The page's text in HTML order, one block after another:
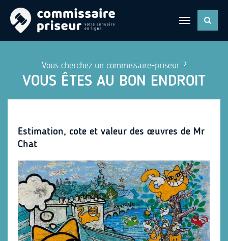
Vous cherchez un commissaire-priseur ?
VOUS ÊTES AU BON ENDROIT
Estimation, cote et valeur des œuvres de Mr
Chat